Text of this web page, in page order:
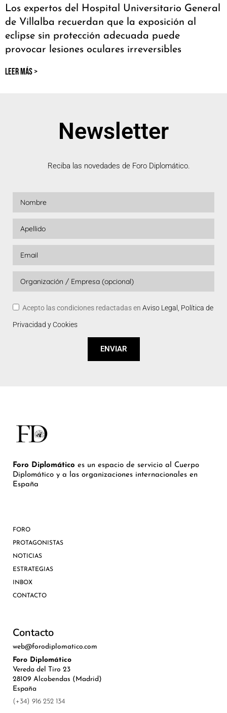
Los expertos del Hospital Universitario General
de Villalba recuerdan que la exposición al
eclipse sin protección adecuada puede
provocar lesiones oculares irreversibles
LEER MÁS >
Newsletter
Reciba las novedades de Foro Diplomático.
Acepto las condiciones redactadas en Aviso Legal, Política de
Privacidad y Cookies
ENVIAR
Foro Diplomático es un espacio de servicio al Cuerpo
Diplomático y a las organizaciones internacionales en
España
FORO
PROTAGONISTAS
NOTICIAS
ESTRATEGIAS
INBOX
CONTACTO
Contacto
web@forodiplomatico.com
Foro Diplomático
Vereda del Tiro 23
28109 Alcobendas (Madrid)
España
(+34) 916 252 134